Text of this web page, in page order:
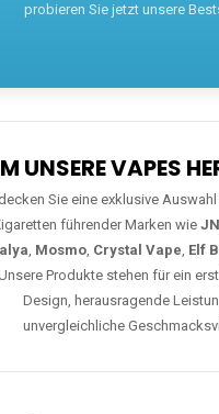
probieren Sie jetzt unsere
UNSERE VAPES
Sie eine exklusive Auswahl
führender Marken wie
, Mosmo, Crystal Vape, Elf
Produkte stehen für ein
Design, herausragende
unvergleichliche